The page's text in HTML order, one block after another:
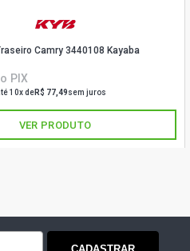
Camry 3440108 Kayaba
PIX
10x deR$ 77,49sem juros
VER PRODUTO
CADASTRAR